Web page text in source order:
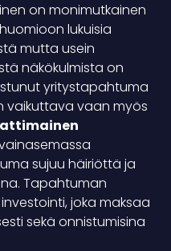
on monimutkainen
lukuisia
mutta usein
näkökulmista on
yritystapahtuma
vaikuttava vaan myös
sujuu häiriöttä ja
Tapahtuman
joka maksaa
sekä onnistumisina